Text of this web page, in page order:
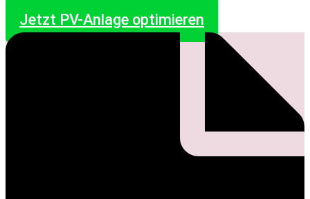
Jetzt PV-Anlage optimieren